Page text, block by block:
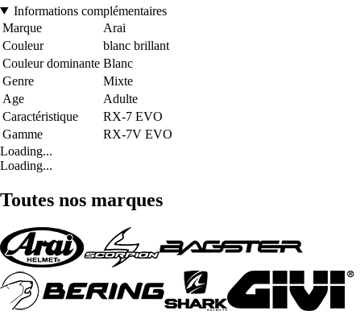
Informations complémentaires
Marque
Arai
Couleur
blanc brillant
Couleur dominante Blanc
Genre
Mixte
Age
Adulte
Caractéristique
RX-7 EVO
Gamme
RX-7V EVO
Loading...
Loading...
Toutes nos marques